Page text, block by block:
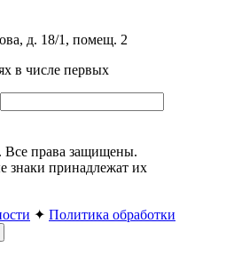
д. 18/1, помещ. 2
в числе первых
права защищены.
знаки принадлежат их
✦ Политика обработки